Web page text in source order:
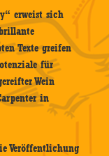
erweist sich
Texte greifen
für
Wein
in
Veröffentlichung